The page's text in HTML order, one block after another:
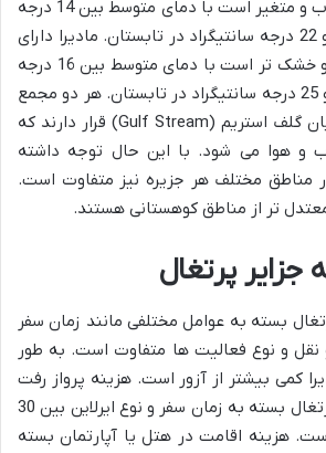
دارای آب و هوای مرطوب و متغیر است با دمای متوسط بین 14 درجه
سانتیگراد در زمستان و 22 درجه سانتیگراد در تابستان. مادیرا دارای
آب و هوای معتدل تر و خشک تر است با دمای متوسط بین 16 درجه
سانتیگراد در زمستان و 25 درجه سانتیگراد در تابستان. هر دو مجمع
الجزایر تحت تأثیر جریان گلف استریم (Gulf Stream) قرار دارند که
هوا می شود. با این حال توجه داشته
مناطق مختلف هر جزیره نیز متفاوت است.
تر از مناطق کوهستانی هستند.
پرتغال
بسته به عوامل مختلفی مانند زمان سفر
و نوع فعالیت ها متفاوت است. به طور
کمی بیشتر از آزور است. هزینه پرواز رفت
و برگشت از ایران به پرتغال بسته به زمان سفر و نوع ایرلاین بین 30
است. هزینه اقامت در هتل یا آپارتمان بسته